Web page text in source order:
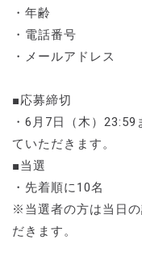
・年齢
・電話番号
・メールアドレス
■応募締切
・6月7日（木）
ていただきます。
■当選
・先着順に10名
※当選者の方は当日
だきます。